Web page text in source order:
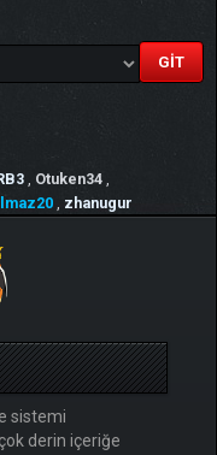
, Otuken34 ,
, zhanugur
sistemi
derin içeriğe